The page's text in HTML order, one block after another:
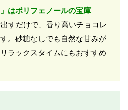
はポリフェノールの宝庫
すだけで、香り高いチョコレ
。砂糖なしでも自然な甘みが
ラックスタイムにもおすすめ